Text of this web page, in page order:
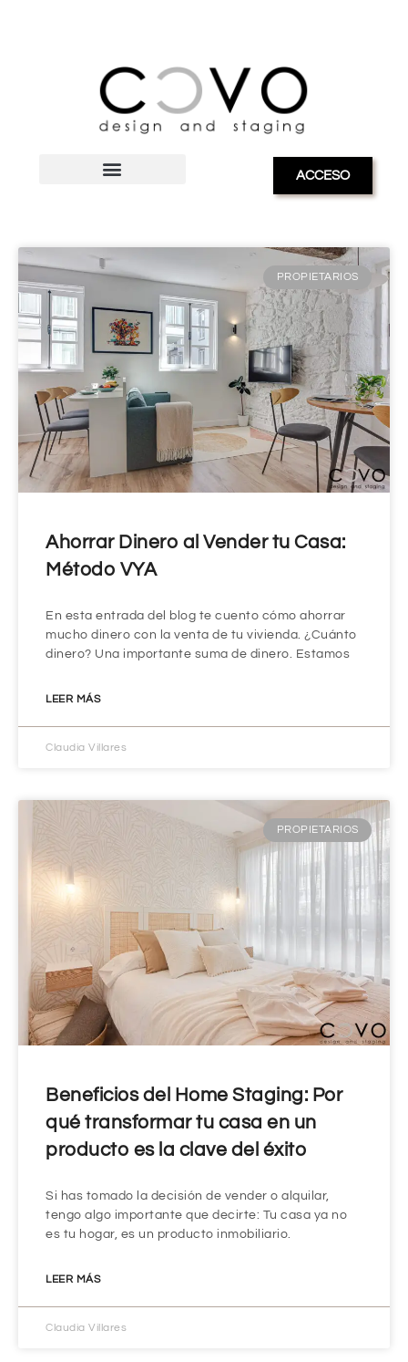
ACCESO
PROPIETARIOS
Ahorrar Dinero al Vender tu Casa:
Método VYA
En esta entrada del blog te cuento cómo ahorrar
mucho dinero con la venta de tu vivienda. ¿Cuánto
dinero? Una importante suma de dinero. Estamos
LEER MÁS
Claudia Villares
PROPIETARIOS
Beneficios del Home Staging: Por
qué transformar tu casa en un
producto es la clave del éxito
Si has tomado la decisión de vender o alquilar,
tengo algo importante que decirte: Tu casa ya no
es tu hogar, es un producto inmobiliario.
LEER MÁS
Claudia Villares